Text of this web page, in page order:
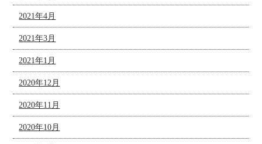
2021年4月
2021年3月
2021年1月
2020年12月
2020年11月
2020年10月